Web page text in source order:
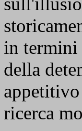
in termini
della
ricerca